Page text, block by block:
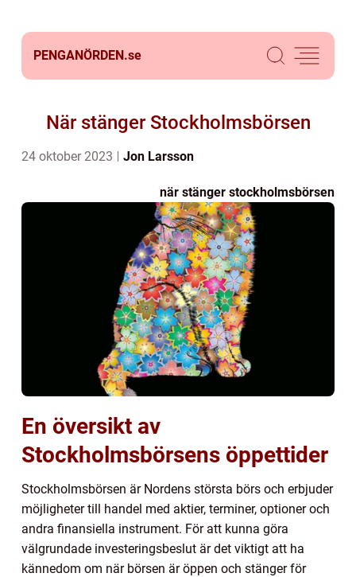
PENGANÖRDEN.se
När stänger Stockholmsbörsen
24 oktober 2023 Jon Larsson
när stänger stockholmsbörsen
En översikt av
Stockholmsbörsens öppettider
Stockholmsbörsen är Nordens största börs och erbjuder
möjligheter till handel med aktier, terminer, optioner och
andra finansiella instrument. För att kunna göra
välgrundade investeringsbeslut är det viktigt att ha
kännedom om när börsen är öppen och stänger för